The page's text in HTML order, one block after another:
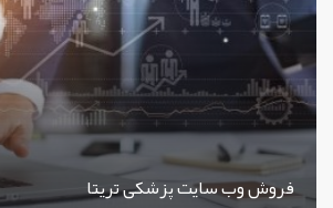
فروش وب سایت پزشکی تریتا